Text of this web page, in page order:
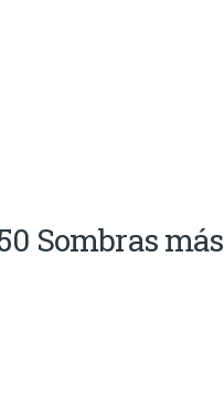
Sombras más